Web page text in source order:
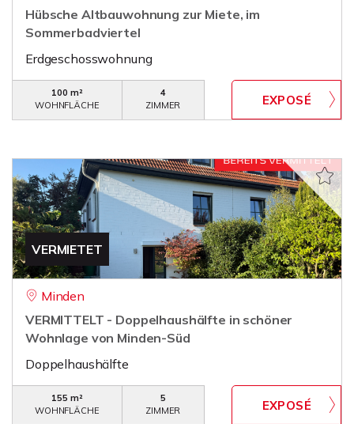
Hübsche Altbauwohnung zur Miete, im
Sommerbadviertel
Erdgeschosswohnung
100 m²
WOHNFLÄCHE
4
ZIMMER
VERMIETET
Minden
VERMITTELT - Doppelhaushälfte in schöner
Wohnlage von Minden-Süd
Doppelhaushälfte
155 m²
WOHNFLÄCHE
5
ZIMMER